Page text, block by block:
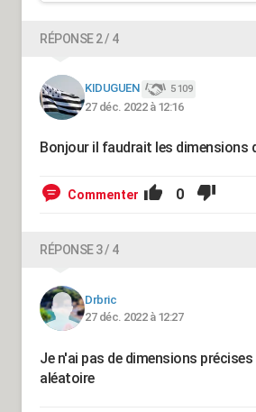
RÉPONSE 2 / 4
KIDUGUEN 5 109
27 déc. 2022 à 12:16
Bonjour il faudrait les dimensions
Commenter 0
RÉPONSE 3 / 4
Drbric
27 déc. 2022 à 12:27
Je n'ai pas de dimensions
aléatoire